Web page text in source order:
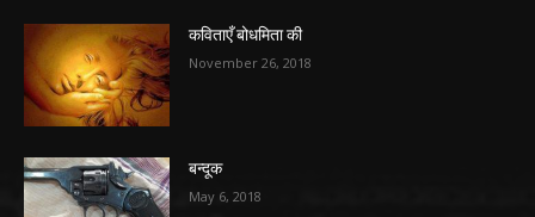
कविताएँ बोधमिता की
November 26, 2018
बन्दूक
May 6, 2018